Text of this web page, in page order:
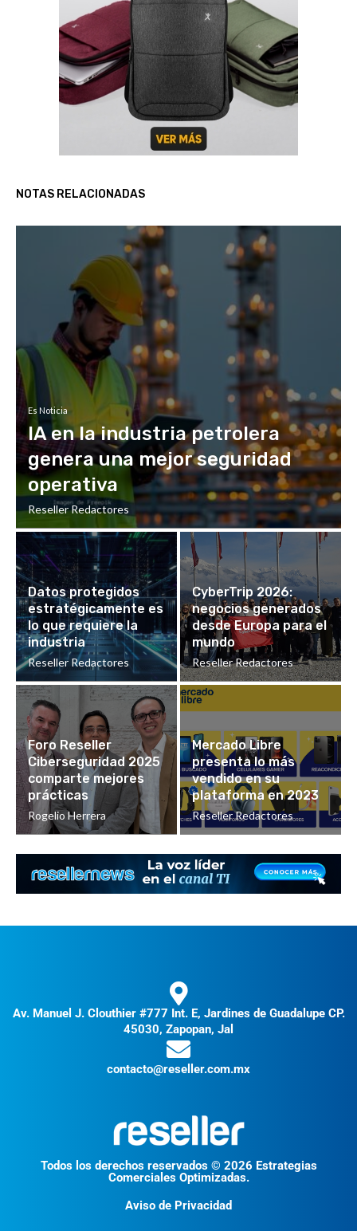
NOTAS RELACIONADAS
Es Noticia
IA en la industria petrolera
genera una mejor seguridad
operativa
Reseller Redactores
Datos protegidos
estratégicamente es
lo que requiere la
industria
Reseller Redactores
CyberTrip 2026:
negocios generados
desde Europa para el
mundo
Reseller Redactores
Foro Reseller
Ciberseguridad 2025
comparte mejores
prácticas
Rogelio Herrera
Mercado Libre
presenta lo más
vendido en su
plataforma en 2023
Reseller Redactores
Av. Manuel J. Clouthier #777 Int. E, Jardines de Guadalupe CP.
45030, Zapopan, Jal
contacto@reseller.com.mx
Todos los derechos reservados © 2026 Estrategias
Comerciales Optimizadas.
Aviso de Privacidad